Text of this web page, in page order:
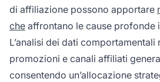
di affiliazione possono apportare
che affrontano le cause profonde
L’analisi dei dati
promozioni e canali affiliati
consentendo un’allocazione